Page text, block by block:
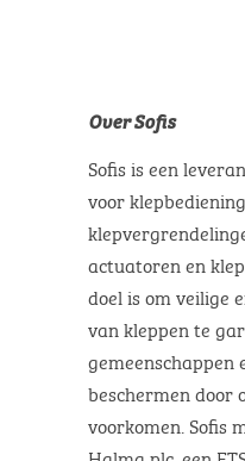
Over Sofis
Sofis is een
voor
actuatoren en
doel is om veilige
van kleppen te
gemeenschappen
beschermen door
voorkomen. Sofis